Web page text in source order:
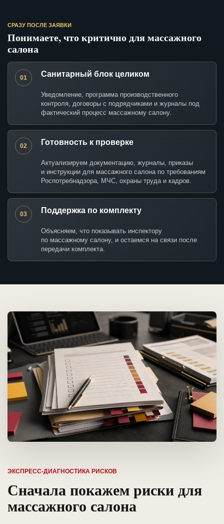
СРАЗУ ПОСЛЕ ЗАЯВКИ
Понимаете, что критично для массажного
салона
01 Санитарный блок целиком
Уведомление, программа производственного
контроля, договоры с подрядчиками и журналы под
фактический процесс массажному салону.
02 Готовность к проверке
Актуализируем документацию, журналы, приказы
и инструкции для массажного салона по требованиям
Роспотребнадзора, МЧС, охраны труда и кадров.
03 Поддержка по комплекту
Объясняем, что показывать инспектору
по массажному салону, и остаемся на связи после
передачи комплекта.
ЭКСПРЕСС-ДИАГНОСТИКА РИСКОВ
Сначала покажем риски для
массажного салона